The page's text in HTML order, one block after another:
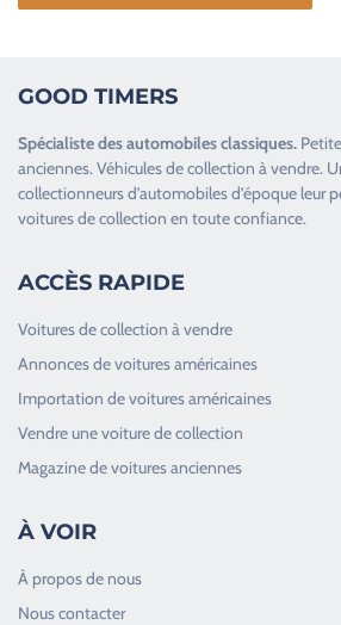
GOOD TIMERS
Spécialiste desautomobiles classiques.
anciennes.Véhicules de collection à vendre.
collectionneurs d’automobiles d’époque leur
voitures de collection en toute confiance.
ACCÈS RAPIDE
Voitures de collection à vendre
Annonces de voitures américaines
Importation de voitures américaines
Vendre une voiture de collection
Magazine de voitures anciennes
À VOIR
À propos de nous
Nous contacter